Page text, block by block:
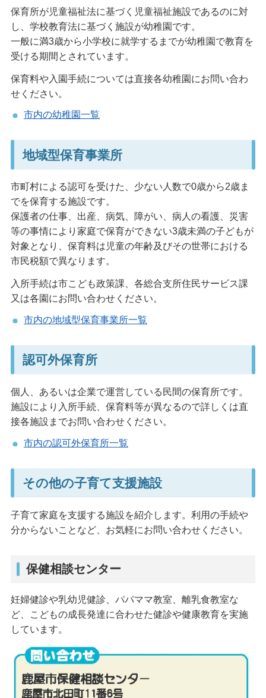
保育所が児童福祉法に基づく児童福祉施設であるのに対
し、学校教育法に基づく施設が幼稚園です。
一般に満3歳から小学校に就学するまでが幼稚園で教育を
受ける期間とされています。
保育料や入園手続については直接各幼稚園にお問い合わ
せください。
市内の幼稚園一覧
地域型保育事業所
市町村による認可を受けた、少ない人数で0歳から2歳ま
でを保育する施設です。
保護者の仕事、出産、病気、障がい、病人の看護、災害
等の事情により家庭で保育ができない3歳未満の子どもが
対象となり、保育料は児童の年齢及びその世帯における
市民税額で異なります。
入所手続は市こども政策課、各総合支所住民サービス課
又は各園にお問い合わせください。
市内の地域型保育事業所一覧
認可外保育所
個人、あるいは企業で運営している民間の保育所です。
施設により入所手続、保育料等が異なるので詳しくは直
接各施設までお問い合わせください。
市内の認可外保育所一覧
その他の子育て支援施設
子育て家庭を支援する施設を紹介します。利用の手続や
分からないことなど、お気軽にお問い合わせください。
保健相談センター
妊婦健診や乳幼児健診、パパママ教室、離乳食教室な
ど、こどもの成長発達に合わせた健診や健康教育を実施
しています。